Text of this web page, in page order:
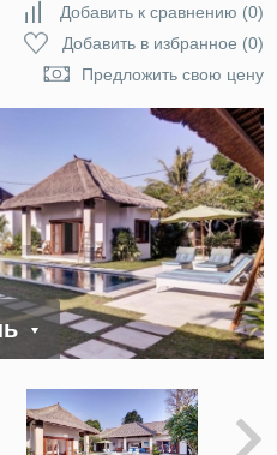
Добавить к сравнению (0)
Добавить в избранное (0)
Предложить свою цену